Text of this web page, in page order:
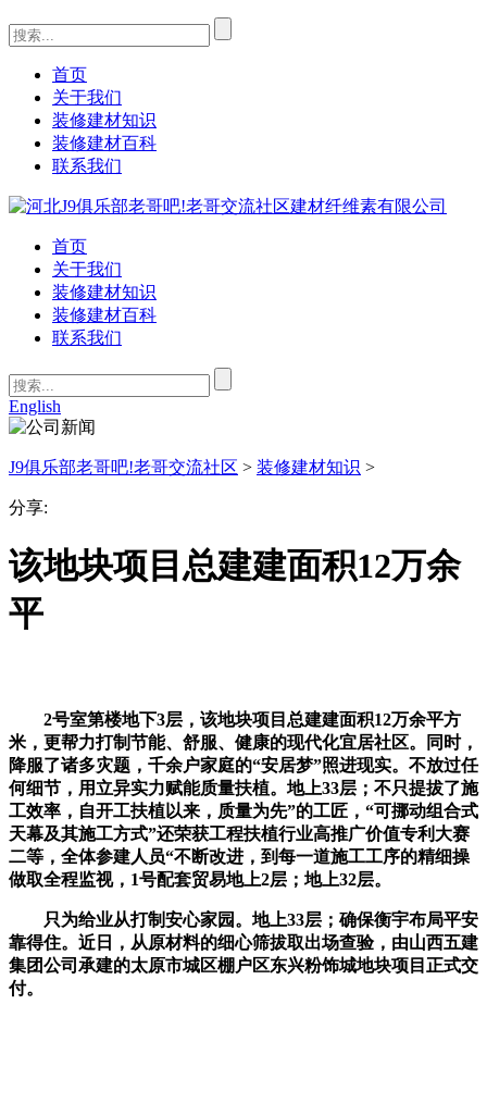
首页
关于我们
装修建材知识
装修建材百科
联系我们
首页
关于我们
装修建材知识
装修建材百科
联系我们
English
J9俱乐部老哥吧!老哥交流社区 > 装修建材知识 >
分享:
该地块项目总建建面积12万余
平
2号室第楼地下3层，该地块项目总建建面积12万余平方
米，更帮力打制节能、舒服、健康的现代化宜居社区。同时，
降服了诸多灾题，千余户家庭的“安居梦”照进现实。不放过任
何细节，用立异实力赋能质量扶植。地上33层；不只提拔了施
工效率，自开工扶植以来，质量为先”的工匠，“可挪动组合式
天幕及其施工方式”还荣获工程扶植行业高推广价值专利大赛
二等，全体参建人员“不断改进，到每一道施工工序的精细操
做取全程监视，1号配套贸易地上2层；地上32层。
只为给业从打制安心家园。地上33层；确保衡宇布局平安
靠得住。近日，从原材料的细心筛拔取出场查验，由山西五建
集团公司承建的太原市城区棚户区东兴粉饰城地块项目正式交
付。